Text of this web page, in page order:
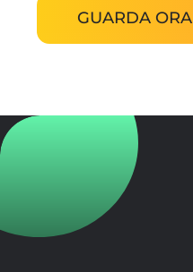
GUARDA ORA